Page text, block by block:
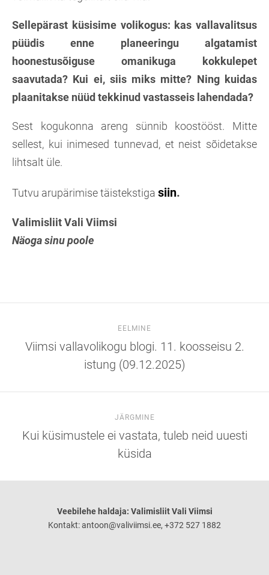
Sellepärast küsisime volikogus: kas vallavalitsus
püüdis enne planeeringu algatamist
hoonestusõiguse omanikuga kokkulepet
saavutada? Kui ei, siis miks mitte? Ning kuidas
plaanitakse nüüd tekkinud vastasseis lahendada?
Sest kogukonna areng sünnib koostööst. Mitte
sellest, kui inimesed tunnevad, et neist sõidetakse
lihtsalt üle.
Tutvu arupärimise täistekstiga siin.
Valimisliit Vali Viimsi
Näoga sinu poole
EELMINE
Viimsi vallavolikogu blogi. 11. koosseisu 2.
istung (09.12.2025)
JÄRGMINE
Kui küsimustele ei vastata, tuleb neid uuesti
küsida
Veebilehe haldaja: Valimisliit Vali Viimsi
Kontakt: antoon@valiviimsi.ee, +372 527 1882